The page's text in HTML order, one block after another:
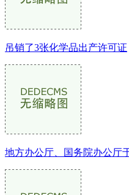
吊销了3张化学品出产许可证
地方办公厅、国务院办公厅